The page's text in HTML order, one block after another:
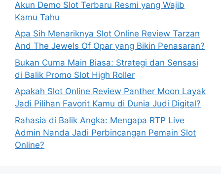
Akun Demo Slot Terbaru Resmi yang Wajib
Kamu Tahu
Apa Sih Menariknya Slot Online Review Tarzan
And The Jewels Of Opar yang Bikin Penasaran?
Bukan Cuma Main Biasa: Strategi dan Sensasi
di Balik Promo Slot High Roller
Apakah Slot Online Review Panther Moon Layak
Jadi Pilihan Favorit Kamu di Dunia Judi Digital?
Rahasia di Balik Angka: Mengapa RTP Live
Admin Nanda Jadi Perbincangan Pemain Slot
Online?